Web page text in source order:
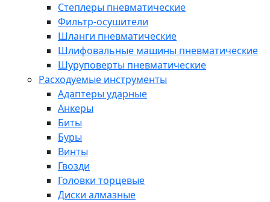
Степлеры пневматические
Фильтр-осушители
Шланги пневматические
Шлифовальные машины пневматические
Шуруповерты пневматические
Расходуемые инструменты
Адаптеры ударные
Анкеры
Биты
Буры
Винты
Гвозди
Головки торцевые
Диски алмазные